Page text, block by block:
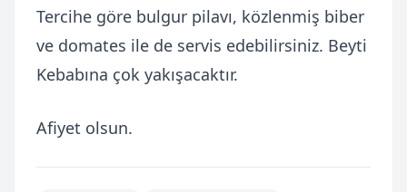
Tercihe göre bulgur pilavı, közlenmiş biber
ve domates ile de servis edebilirsiniz. Beyti
Kebabına çok yakışacaktır.
Afiyet olsun.